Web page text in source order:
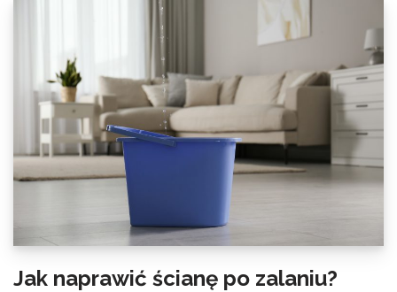
Jak naprawić ścianę po zalaniu?